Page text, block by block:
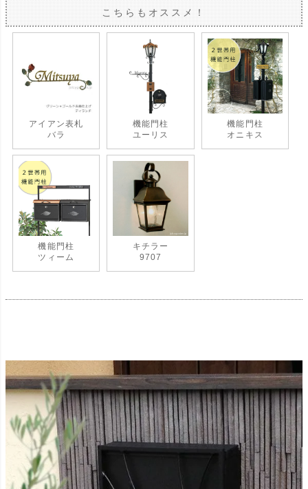
こちらもオススメ！
アイアン表札
バラ
機能門柱
ユーリス
機能門柱
オニキス
機能門柱
ツィーム
キチラー
9707